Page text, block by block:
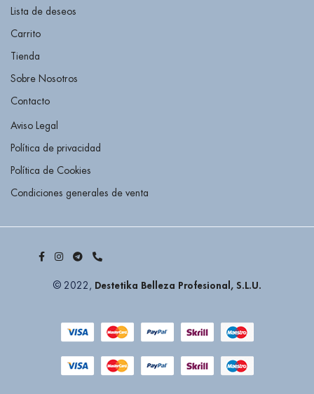
Lista de deseos
Carrito
Tienda
Sobre Nosotros
Contacto
Aviso Legal
Política de privacidad
Política de Cookies
Condiciones generales de venta
© 2022, Destetika Belleza Profesional, S.L.U.